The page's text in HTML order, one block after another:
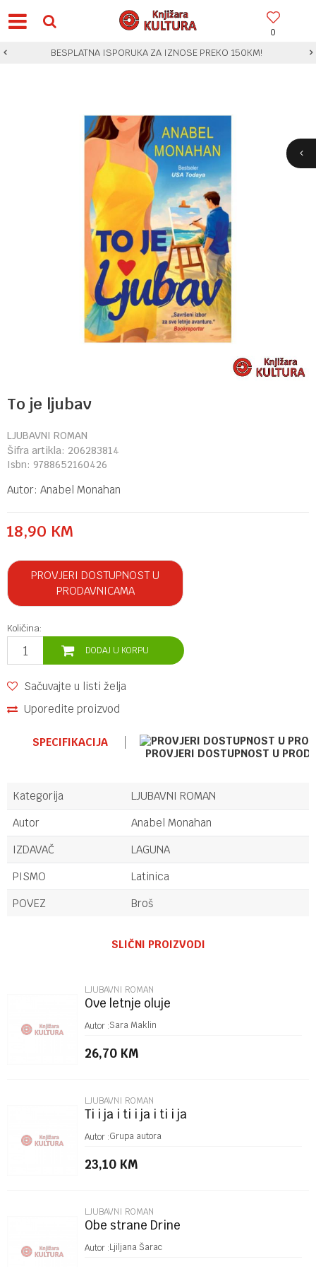
0
BESPLATNA ISPORUKA ZA IZNOSE PREKO 150KM!
To je ljubav
LJUBAVNI ROMAN
Šifra artikla: 206283814
Isbn: 9788652160426
Autor: Anabel Monahan
18,90 KM
PROVJERI DOSTUPNOST U
PRODAVNICAMA
Količina:
DODAJ U KORPU
Sačuvajte u listi želja
Uporedite proizvod
SPECIFIKACIJA
PROVJERI DOSTUPNOST U
Kategorija
LJUBAVNI ROMAN
Autor
Anabel Monahan
IZDAVAČ
LAGUNA
PISMO
Latinica
POVEZ
Broš
Poruka
POŠALJI
SLIČNI PROIZVODI
LJUBAVNI ROMAN
Ove letnje oluje
Autor :Sara Maklin
26,70 KM
LJUBAVNI ROMAN
Ti i ja i ti i ja i ti i ja
Autor :Grupa autora
23,10 KM
LJUBAVNI ROMAN
Obe strane Drine
Autor :Ljiljana Šarac